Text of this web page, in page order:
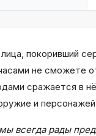
покоривший
не сможете
сражается в
и
мы всегда рады